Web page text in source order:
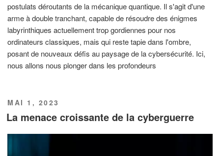
postulats déroutants de la mécanique quantique. Il s'agit d'une
arme à double tranchant, capable de résoudre des énigmes
labyrinthiques actuellement trop gordiennes pour nos
ordinateurs classiques, mais qui reste tapie dans l'ombre,
posant de nouveaux défis au paysage de la cybersécurité. Ici,
nous allons nous plonger dans les profondeurs
PUBLIÉ
LE
MAI 1, 2023
La menace croissante de la cyberguerre